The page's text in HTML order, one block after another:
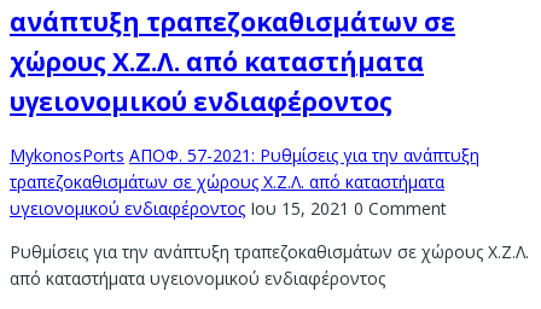
ανάπτυξη τραπεζοκαθισμάτων σε
χώρους Χ.Ζ.Λ. από καταστήματα
υγειονομικού ενδιαφέροντος
MykonosPorts ΑΠΟΦ. 57-2021: Ρυθμίσεις για την ανάπτυξη
τραπεζοκαθισμάτων σε χώρους Χ.Ζ.Λ. από καταστήματα
υγειονομικού ενδιαφέροντος Ιου 15, 2021 0 Comment
Ρυθμίσεις για την ανάπτυξη τραπεζοκαθισμάτων σε χώρους Χ.Ζ.Λ.
από καταστήματα υγειονομικού ενδιαφέροντος